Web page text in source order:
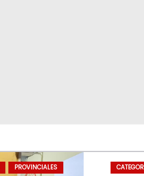
PROVINCIALES